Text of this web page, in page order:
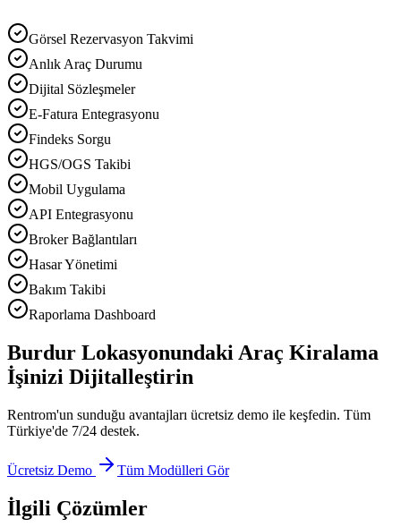
Görsel Rezervasyon Takvimi
Anlık Araç Durumu
Dijital Sözleşmeler
E-Fatura Entegrasyonu
Findeks Sorgu
HGS/OGS Takibi
Mobil Uygulama
API Entegrasyonu
Broker Bağlantıları
Hasar Yönetimi
Bakım Takibi
Raporlama Dashboard
Burdur Lokasyonundaki Araç Kiralama
İşinizi Dijitalleştirin
Rentrom'un sunduğu avantajları ücretsiz demo ile keşfedin. Tüm
Türkiye'de 7/24 destek.
Ücretsiz Demo Tüm Modülleri Gör
İlgili Çözümler